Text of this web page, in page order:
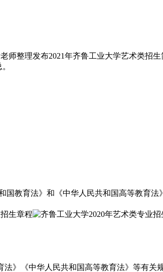
师整理发布2021年齐鲁工业大学艺术类招
国教育法》和《中华人民共和国高等教育法
》《中华人民共和国高等教育法》等有关